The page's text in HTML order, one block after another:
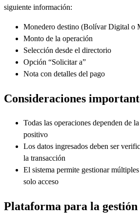
siguiente información:
Monedero destino (Bolívar Digital o
Monto de la operación
Selección desde el directorio
Opción “Solicitar a”
Nota con detalles del pago
Consideraciones
Todas las operaciones dependen de
positivo
Los datos ingresados deben ser
la transacción
El sistema permite gestionar
solo acceso
Plataforma para la gestión